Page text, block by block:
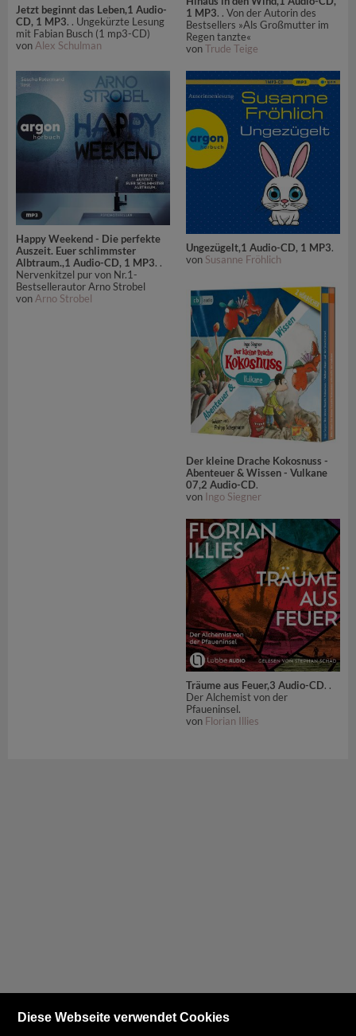
Jetzt beginnt das Leben,1 Audio-
CD, 1 MP3. . Ungekürzte Lesung
mit Fabian Busch (1 mp3-CD)
von Alex Schulman
1 MP3. . Von der Autorin des
Bestsellers »Als Großmutter im
Regen tanzte«
vonTrude Teige
Happy Weekend - Die perfekte
Auszeit. Euer schlimmster
Albtraum.,1 Audio-CD, 1 MP3. .
Nervenkitzel pur von Nr.1-
Bestsellerautor Arno Strobel
vonArno Strobel
Ungezügelt,1 Audio-CD, 1 MP3.
von Susanne Fröhlich
Der kleine Drache Kokosnuss -
Abenteuer & Wissen - Vulkane
07,2 Audio-CD.
von Ingo Siegner
Träume aus Feuer,3 Audio-CD. .
Der Alchemist von der
Pfaueninsel.
von Florian Illies
Diese Webseite verwendet Cookies